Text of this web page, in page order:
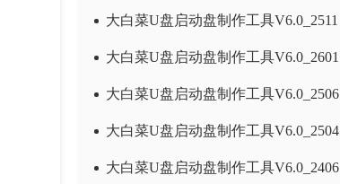
大白菜U盘启动盘制作工具V6.0_2511
大白菜U盘启动盘制作工具V6.0_2601
大白菜U盘启动盘制作工具V6.0_2506
大白菜U盘启动盘制作工具V6.0_2504
大白菜U盘启动盘制作工具V6.0_2406